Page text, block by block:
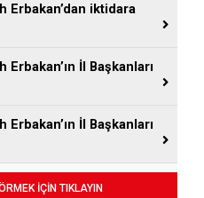
Erbakan’dan iktidara
Erbakan’ın İl Başkanları
Erbakan’ın İl Başkanları
İÇİN TIKLAYIN